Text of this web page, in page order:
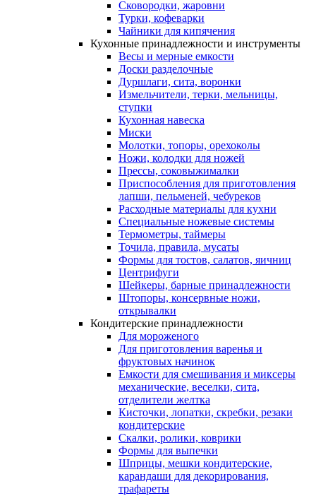
Сковородки, жаровни
Турки, кофеварки
Чайники для кипячения
Кухонные принадлежности и инструменты
Весы и мерные емкости
Доски разделочные
Дуршлаги, сита, воронки
Измельчители, терки, мельницы,
ступки
Кухонная навеска
Миски
Молотки, топоры, орехоколы
Ножи, колодки для ножей
Прессы, соковыжималки
Приспособления для приготовления
лапши, пельменей, чебуреков
Расходные материалы для кухни
Специальные ножевые системы
Термометры, таймеры
Точила, правила, мусаты
Формы для тостов, салатов, яичниц
Центрифуги
Шейкеры, барные принадлежности
Штопоры, консервные ножи,
открывалки
Кондитерские принадлежности
Для мороженого
Для приготовления варенья и
фруктовых начинок
Емкости для смешивания и миксеры
механические, веселки, сита,
отделители желтка
Кисточки, лопатки, скребки, резаки
кондитерские
Скалки, ролики, коврики
Формы для выпечки
Шприцы, мешки кондитерские,
карандаши для декорирования,
трафареты